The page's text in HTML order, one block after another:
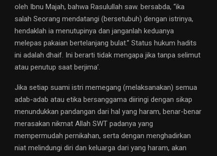
oleh Ibnu Majah, bahwa Rasulullah saw. bersabda, “ika
salah Seorang mendatangi (bersetubuh) dengan istrinya,
hendaklah ia menutupinya dan janganlah keduanya
melepas pakaian bertelanjang bulat.” Status hukum hadits
ini adalah dhaif. Ini berarti tidak mengapa jika tanpa selimut
atau penutup saat berjima’.
Jika setiap suami istri memegang (melaksanakan) semua
adab-adab atau etika bersanggama diiringi dengan sikap
menundukkan pandangan dari hal yang haram, benar-benar
merasakan nikmat Allah SWT padanya yang
mempermudah pernikahan, serta dengan menghadirkan
niat melindungi diri dan keluarga dari yang haram, akan